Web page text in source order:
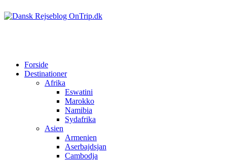
Forside
Destinationer
Afrika
Eswatini
Marokko
Namibia
Sydafrika
Asien
Armenien
Aserbajdsjan
Cambodja